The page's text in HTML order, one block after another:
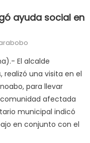
ayuda social en
El alcalde
realizó una visita en el
para llevar
afectada
municipal indicó
en conjunto con el